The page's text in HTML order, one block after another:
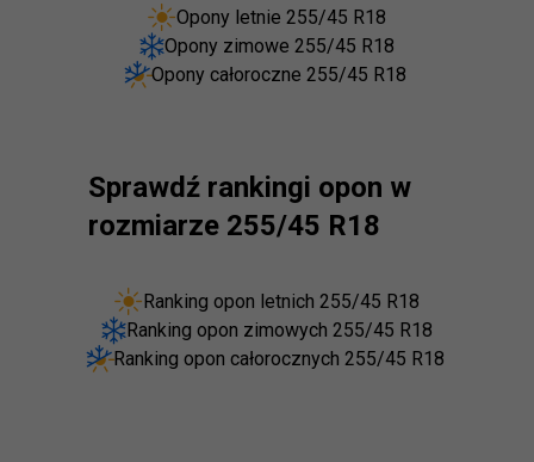
Opony letnie 255/45 R18
Opony zimowe 255/45 R18
Opony całoroczne 255/45 R18
Sprawdź rankingi opon w
rozmiarze 255/45 R18
Ranking opon letnich 255/45 R18
Ranking opon zimowych 255/45 R18
Ranking opon całorocznych 255/45 R18